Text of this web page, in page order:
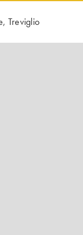
Treviglio